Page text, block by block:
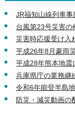
JR福知山線列車
台風第23号災害の
災害時応援受け入
平成26年8月豪雨
平成28年熊本地震
兵庫県庁の業務継
令和6年能登半島
防災・減災動画の